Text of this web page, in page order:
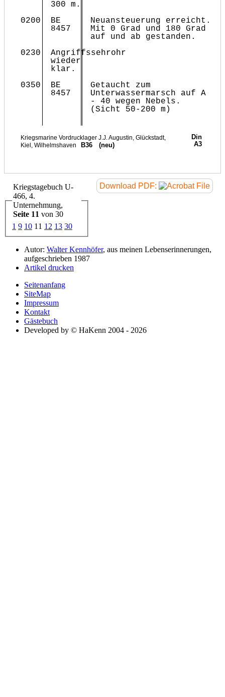
300 m.
0200
BE
8457
Neuansteuerung erreicht.
Mit 0 Grad und 180 Grad
auf und ab gestanden.
0230
Angriffssehrohr
wieder
klar.
0350
BE
8457
Getaucht zum
Unterwassermarsch auf A
- 40 wegen Nebels.
(Sicht 50-200 m)
Download PDF:
Kriegstagebuch U-
466, 4.
Unternehmung,
Seite 11 von 30
1 9 10 11 12 13 30
Autor: Walter Kennhöfer, aus meinen Lebenserinnerungen,
aufgeschrieben 1987
Artikel drucken
Seitenanfang
SiteMap
Impressum
Kontakt
Gästebuch
Developed by © HaKenn 2004 - 2026